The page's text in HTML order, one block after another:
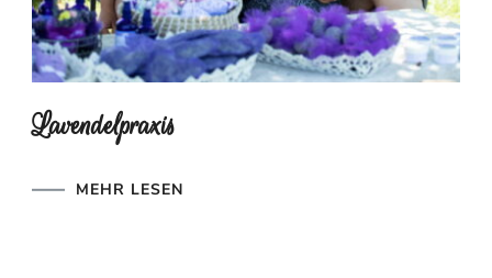
Lavendelpraxis
MEHR LESEN